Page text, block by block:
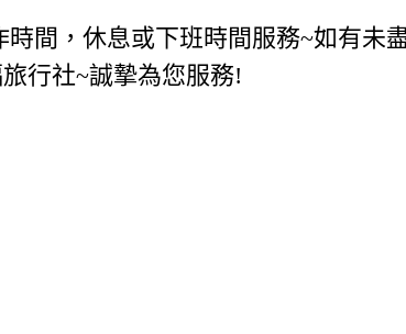
間，休息或下班時間服務~如有未
行社~誠摯為您服務!